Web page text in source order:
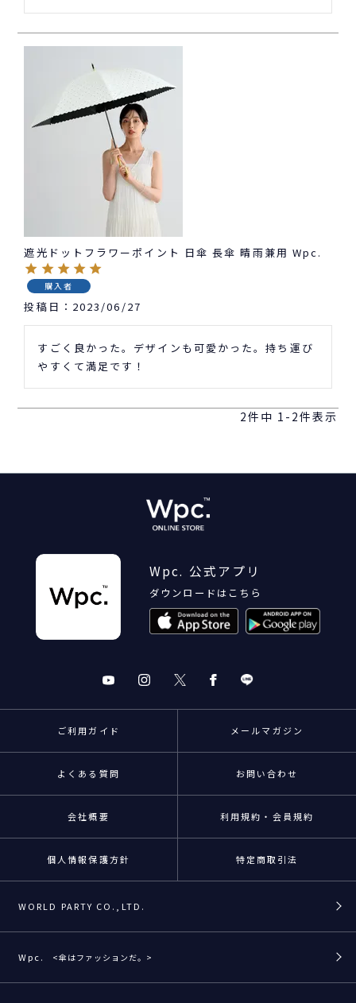
遮光ドットフラワーポイント 日傘 長傘 晴雨兼用 Wpc.
購入者
投稿日 2023/06/27
すごく良かった。デザインも可愛かった。持ち運び
やすくて満足です！
2件中 1 - 2件表示
Wpc. 公式アプリ
ダウンロードはこちら
ご利用ガイド メールマガジン
よくある質問 お問い合わせ
会社概要 利用規約・会員規約
個人情報保護方針 特定商取引法
WORLD PARTY CO.,LTD.
Wpc. <傘はファッションだ。>